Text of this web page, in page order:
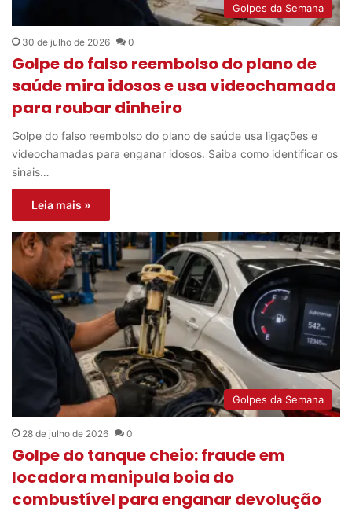
Golpes da Semana
30 de julho de 2026 0
Golpe do falso reembolso do plano de
saúde mira idosos e usa videochamada
para roubar dinheiro
Golpe do falso reembolso do plano de saúde usa ligações e
videochamadas para enganar idosos. Saiba como identificar os
sinais…
Leia mais »
Golpes da Semana
28 de julho de 2026 0
Golpe do tanque cheio: fraude em
locadora manipula boia do
combustível para enganar devolução